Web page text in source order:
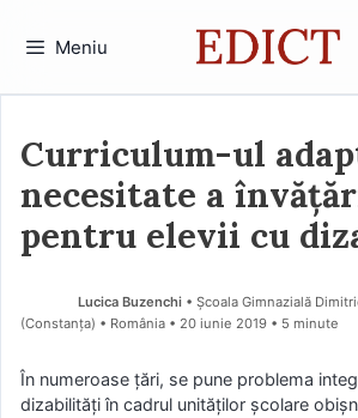
Meniu
Curriculum-ul
necesitate a
pentru elevii cu
Lucica Buzenchi • Școala Gimnazială
(Constanţa) • România
20 iunie 2019 • 5 minute
În numeroase ţări, se pune problema
dizabilităţi în cadrul unităţilor şcolare